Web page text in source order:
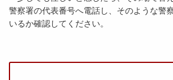
警察署の代表番号へ電話し、そのような警
いるか確認してください。